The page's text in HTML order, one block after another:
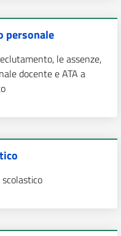
personale
le assenze,
docente e ATA a